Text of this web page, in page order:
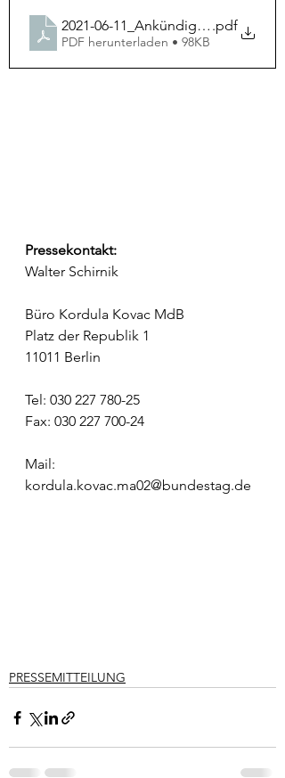
2021-06-11_Ankündigung.pdf
PDF herunterladen • 98KB
Pressekontakt:
Walter Schirnik
Büro Kordula Kovac MdB
Platz der Republik 1
11011 Berlin
Tel: 030 227 780-25
Fax: 030 227 700-24
Mail:
kordula.kovac.ma02@bundestag.de
PRESSEMITTEILUNG